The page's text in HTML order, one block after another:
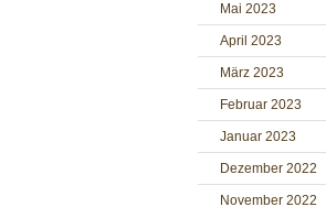
Mai 2023
April 2023
März 2023
Februar 2023
Januar 2023
Dezember 2022
November 2022